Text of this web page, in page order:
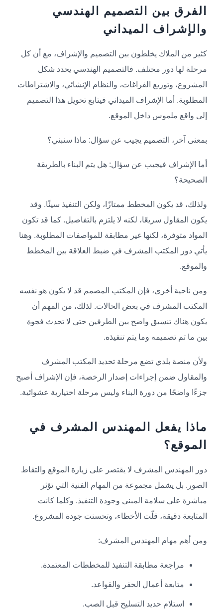
الفرق بين التصميم الهندسي
والإشراف الميداني
كثير من الملاك يخلطون بين التصميم والإشراف، مع أن كل
مرحلة لها دور مختلف. فالتصميم الهندسي يحدد شكل
المشروع، وتوزيع الفراغات، والنظام الإنشائي، والاشتراطات
المطلوبة. أما الإشراف الميداني فيتابع تحويل هذا التصميم
إلى واقع ملموس داخل الموقع.
بمعنى آخر، التصميم يجيب عن سؤال: ماذا سنبني؟
أما الإشراف فيجيب عن سؤال: هل يتم البناء بالطريقة
الصحيحة؟
ولذلك، قد يكون المخطط ممتازًا، ولكن التنفيذ سيئًا. وقد
يكون المقاول سريعًا، لكنه لا يلتزم بالتفاصيل. كما قد تكون
المواد متوفرة، لكنها غير مطابقة للمواصفات المطلوبة. وهنا
يأتي دور المكتب المشرف في ضبط العلاقة بين المخطط
والموقع.
ومن ناحية أخرى، فإن المكتب المصمم قد لا يكون هو نفسه
المكتب المشرف في بعض الحالات. لذلك، من المهم أن
يكون هناك تنسيق واضح بين الطرفين حتى لا تحدث فجوة
بين ما تم تصميمه وما يتم تنفيذه.
ولأن منصة بلدي تضع مرحلة تحديد المكتب المشرف
والمقاول ضمن إجراءات إصدار الرخصة، فإن الإشراف أصبح
جزءًا واضحًا من دورة البناء وليس مرحلة اختيارية عشوائية.
ماذا يفعل المهندس المشرف في
الموقع؟
دور المهندس المشرف لا يقتصر على زيارة الموقع والتقاط
الصور. بل يشمل مجموعة من المهام الفنية التي تؤثر
مباشرة على سلامة المبنى وجودة التنفيذ. وكلما كانت
المتابعة دقيقة، قلّت الأخطاء، وتحسنت جودة المشروع.
ومن أهم مهام المهندس المشرف:
مراجعة مطابقة التنفيذ للمخططات المعتمدة.
متابعة أعمال الحفر والقواعد.
استلام حديد التسليح قبل الصب.